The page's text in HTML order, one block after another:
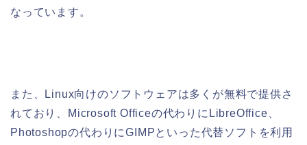
なっています。
また、Linux向けのソフトウェアは多くが無料で提供さ
れており、Microsoft Officeの代わりにLibreOffice、
Photoshopの代わりにGIMPといった代替ソフトを利用